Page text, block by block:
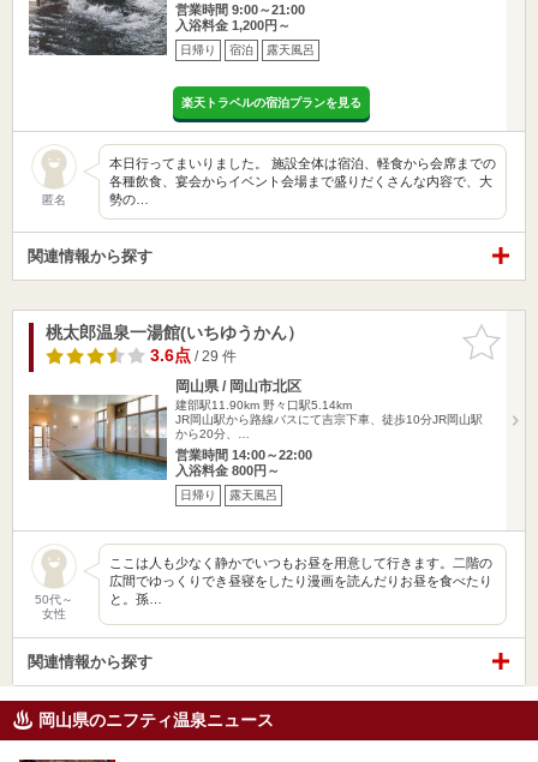
営業時間 9:00～21:00
入浴料金 1,200円～
日帰り 宿泊 露天風呂
楽天トラベルの宿泊プランを見る
匿名
本日行ってまいりました。 施設全体は宿泊、軽食から会席までの
各種飲食、宴会からイベント会場まで盛りだくさんな内容で、大
勢の…
関連情報から探す
お気に入
りに追加
桃太郎温泉一湯館(いちゆうかん）
3.6点/ 29 件
岡山県 / 岡山市北区
建部駅11.90km 野々口駅5.14km
JR岡山駅から路線バスにて吉宗下車、徒歩10分JR岡山駅
から20分、…
営業時間 14:00～22:00
入浴料金 800円～
日帰り 露天風呂
50代～
女性
ここは人も少なく静かでいつもお昼を用意して行きます。二階の
広間でゆっくりでき昼寝をしたり漫画を読んだりお昼を食べたり
と。孫…
関連情報から探す
岡山県のニフティ温泉ニュース